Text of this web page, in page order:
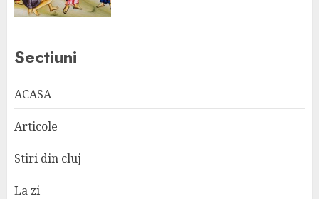
Sectiuni
ACASA
Articole
Stiri din cluj
La zi